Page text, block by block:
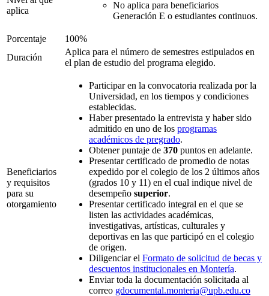
aplica
No aplica para beneficiarios
Generación E o estudiantes continuos.
Porcentaje
100%
Duración
Aplica para el número de semestres estipulados en
el plan de estudio del programa elegido.
Beneficiarios
y requisitos
para su
otorgamiento
Participar en la convocatoria realizada por la
Universidad, en los tiempos y condiciones
establecidas.
Haber presentado la entrevista y haber sido
admitido en uno de los programas
académicos de pregrado.
Obtener puntaje de 370 puntos en adelante.
Presentar certificado de promedio de notas
expedido por el colegio de los 2 últimos años
(grados 10 y 11) en el cual indique nivel de
desempeño superior.
Presentar certificado integral en el que se
listen las actividades académicas,
investigativas, artísticas, culturales y
deportivas en las que participó en el colegio
de origen.
Diligenciar el Formato de solicitud de becas y
descuentos institucionales en Montería.
Enviar toda la documentación solicitada al
correo gdocumental.monteria@upb.edu.co